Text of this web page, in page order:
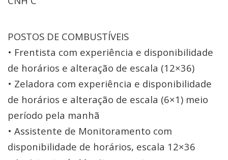
POSTOS DE COMBUSTÍVEIS
• Frentista com experiência e disponibilidade
de horários e alteração de escala (12×36)
• Zeladora com experiência e disponibilidade
de horários e alteração de escala (6×1) meio
período pela manhã
• Assistente de Monitoramento com
disponibilidade de horários, escala 12×36